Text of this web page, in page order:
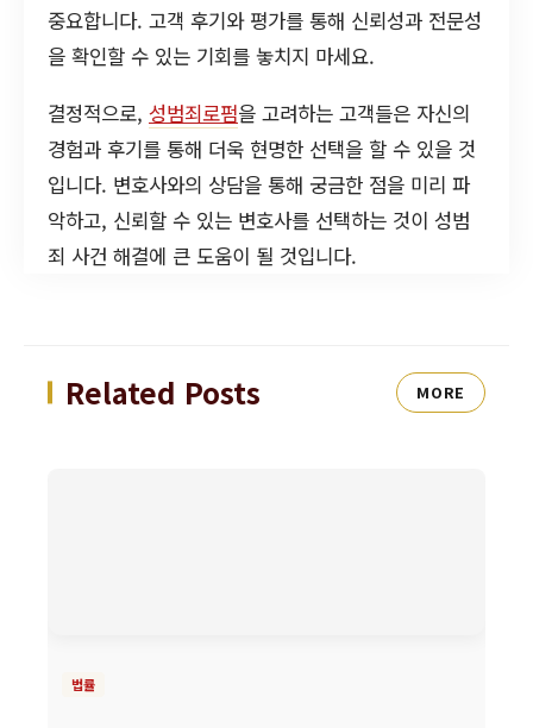
중요합니다. 고객 후기와 평가를 통해 신뢰성과 전문성
을 확인할 수 있는 기회를 놓치지 마세요.
결정적으로, 성범죄로펌을 고려하는 고객들은 자신의
경험과 후기를 통해 더욱 현명한 선택을 할 수 있을 것
입니다. 변호사와의 상담을 통해 궁금한 점을 미리 파
악하고, 신뢰할 수 있는 변호사를 선택하는 것이 성범
죄 사건 해결에 큰 도움이 될 것입니다.
Related Posts MORE
법률